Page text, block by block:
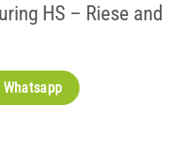
HS – Riese and